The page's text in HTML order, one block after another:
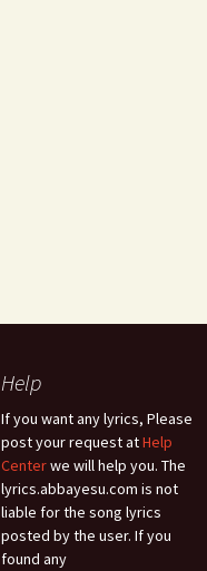
Help
If you want any lyrics, Please
post your request atHelp
Centerwe will help you. The
lyrics.abbayesu.com is not
liable for the song lyrics
posted by the user. If you
found any